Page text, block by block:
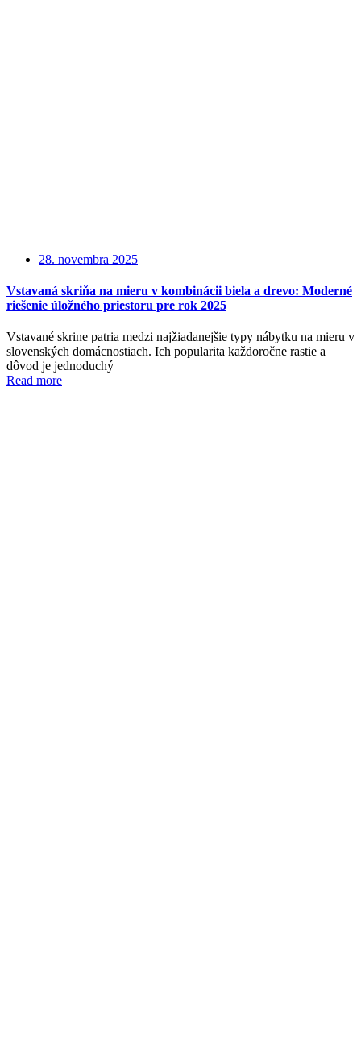
28. novembra 2025
Vstavaná skriňa na mieru v kombinácii biela a drevo: Moderné
riešenie úložného priestoru pre rok 2025
Vstavané skrine patria medzi najžiadanejšie typy nábytku na mieru v
slovenských domácnostiach. Ich popularita každoročne rastie a
dôvod je jednoduchý
Read more